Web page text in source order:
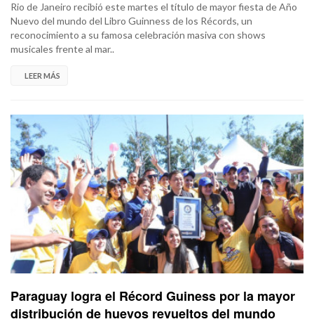
Rio de Janeiro recibió este martes el título de mayor fiesta de Año
Nuevo del mundo del Libro Guinness de los Récords, un
reconocimiento a su famosa celebración masiva con shows
musicales frente al mar..
LEER MÁS
Paraguay logra el Récord Guiness por la mayor
distribución de huevos revueltos del mundo